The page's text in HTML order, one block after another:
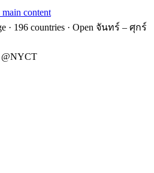
content
· 196 countries · Open จันทร์ – ศุกร์
@NYCT